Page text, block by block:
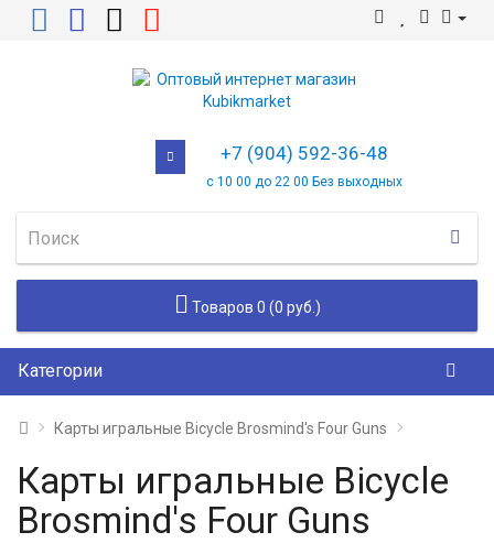
+7 (904) 592-36-48
с 10 00 до 22 00 Без выходных
Товаров 0 (0 руб.)
Категории
Карты игральные Bicycle Brosmind's Four Guns
Карты игральные Bicycle
Brosmind's Four Guns